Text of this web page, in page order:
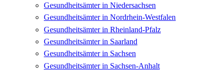
Gesundheitsämter in Niedersachsen
Gesundheitsämter in Nordrhein-Westfalen
Gesundheitsämter in Rheinland-Pfalz
Gesundheitsämter in Saarland
Gesundheitsämter in Sachsen
Gesundheitsämter in Sachsen-Anhalt